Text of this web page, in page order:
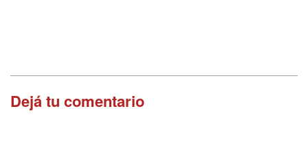
Dejá tu comentario